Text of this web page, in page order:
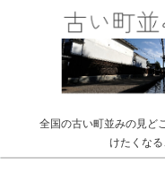
全国の古い町並みの見ど
けたくな